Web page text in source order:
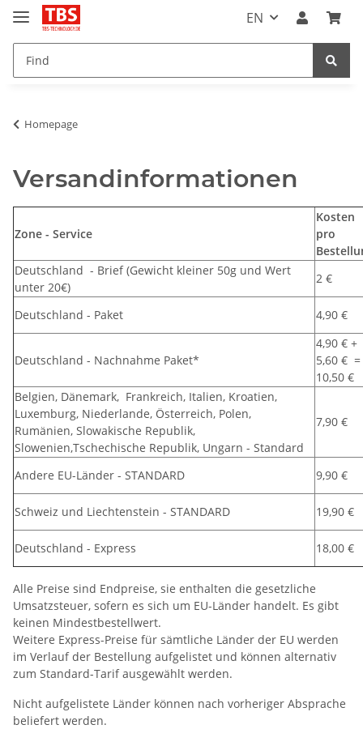
EN
Homepage
Versandinformationen
Zone - Service
Kosten
pro
Deutschland - Brief (Gewicht kleiner 50g und Wert
unter 20€)
2 €
Deutschland - Paket 4,90 €
Deutschland - Nachnahme Paket*
4,90 € +
5,60 € =
10,50 €
Belgien, Dänemark, Frankreich, Italien, Kroatien,
Luxemburg, Niederlande, Österreich, Polen,
Rumänien, Slowakische Republik,
Slowenien,Tschechische Republik, Ungarn - Standard
7,90 €
Andere EU-Länder - STANDARD 9,90 €
Schweiz und Liechtenstein - STANDARD 19,90 €
Deutschland - Express 18,00 €
Alle Preise sind Endpreise, sie enthalten die gesetzliche
Umsatzsteuer, sofern es sich um EU-Länder handelt. Es gibt
keinen Mindestbestellwert.
Weitere Express-Preise für sämtliche Länder der EU werden
im Verlauf der Bestellung aufgelistet und können alternativ
zum Standard-Tarif ausgewählt werden.
Nicht aufgelistete Länder können nach vorheriger Absprache
beliefert werden.